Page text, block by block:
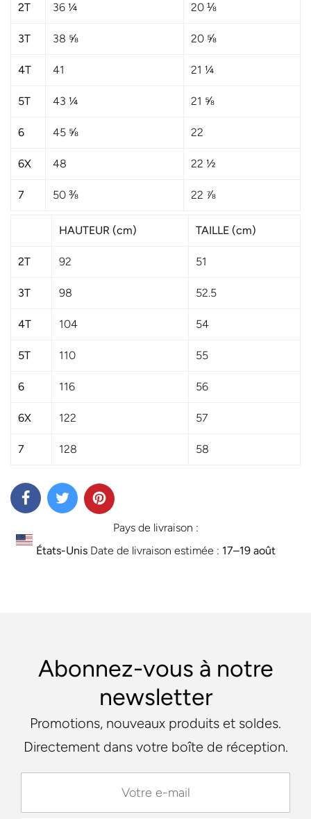
newsletter, vous aurez accès à une
sélection exclusive de nos dernières
collections, inspirées, audacieuses
tendances de la Créatrice Neter
2T 36 ¼ 20 ⅛
3T 38 ⅝ 20 ⅝
4T 41 21 ¼
5T 43 ¼ 21 ⅝
6 45 ⅝ 22
6X 48 22 ½
7 50 ⅜ 22 ⅞
HAUTEUR (cm) TAILLE (cm)
2T 92 51
3T 98 52.5
4T 104 54
5T 110 55
6 116 56
6X 122 57
7 128 58
Pays de livraison :
États-UnisDate de livraison estimée : 17⁠–19 août
Abonnez-vous à notre
newsletter
Promotions, nouveaux produits et soldes.
Directement dans votre boîte de réception.